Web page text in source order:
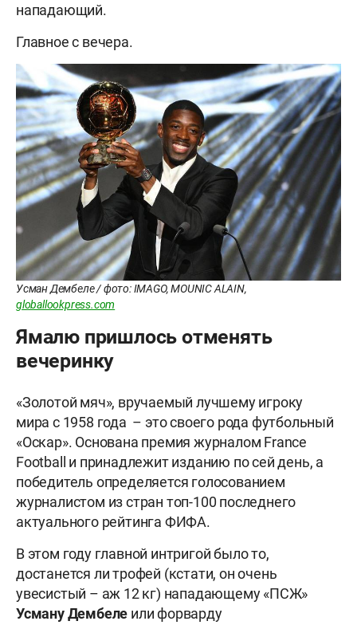
нападающий.
Главное с вечера.
Усман Дембеле / фото: IMAGO, MOUNIC ALAIN,
globallookpress.com
Ямалю пришлось отменять
вечеринку
«Золотой мяч», вручаемый лучшему игроку
мира с 1958 года – это своего рода футбольный
«Оскар». Основана премия журналом France
Football и принадлежит изданию по сей день, а
победитель определяется голосованием
журналистом из стран топ-100 последнего
актуального рейтинга ФИФА.
В этом году главной интригой было то,
достанется ли трофей (кстати, он очень
увесистый – аж 12 кг) нападающему «ПСЖ»
УсмануДембеле или форварду